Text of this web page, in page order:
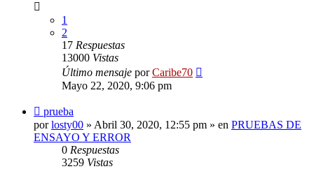
1
2
17 Respuestas
13000 Vistas
Último mensaje porCaribe70
Mayo 22, 2020, 9:06 pm
Nuevo
mensaje
prueba
porlosty00 » Abril 30, 2020, 12:55 pm » en PRUEBAS DE
ENSAYO Y ERROR
0 Respuestas
3259 Vistas